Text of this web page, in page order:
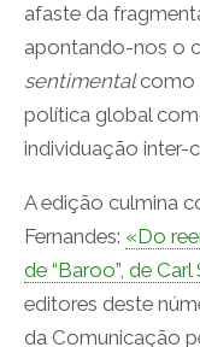
afaste da
apontando-nos o
sentimentalcomo
política global
individuação inter-
A edição culmina
Fernandes: «Do
de “Baroo”, de
editores deste
da Comunicação